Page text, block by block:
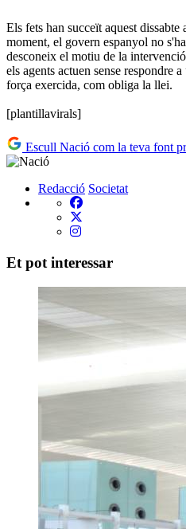
Els fets han succeït aquest dissabte
moment, el govern espanyol no
desconeix el motiu de la
els agents actuen sense respondre
força exercida, com obliga la llei.
[plantillavirals]
Escull Nació com la teva font
Redacció Societat
Et pot interessar